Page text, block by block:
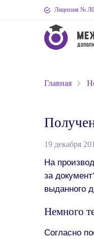
Лицензия №
Главная
19 декабря
На
за
выданного
Немного
Согласно